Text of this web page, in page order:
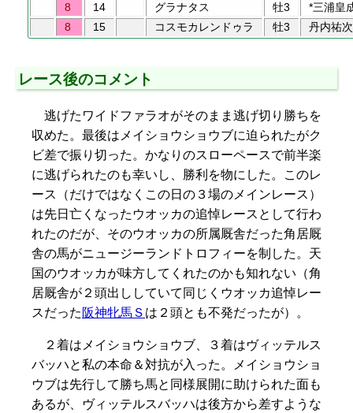
8
14 グラナタス 牡3
*三浦皇
8
15 コスモカレンドゥラ 牡3 丹内祐次
レース後のコメント
逃げたワイドファラオがそのまま逃げ切り勝ちを
収めた。最後はメイショウショウブに迫られたがク
ビ差で振り切った。かなりのスローペースで前半楽
に逃げられたのも幸いし、勝利を物にした。このレ
ース（だけではなくこの日の３場のメインレース）
は先日亡くなったウオッカの追悼レースとして行わ
れたのだが、そのウオッカの所属厩舎だった角居厩
舎の馬がニュージーランドトロフィーを制した。天
国のウオッカが味方してくれたのかも知れない（角
居厩舎が２頭出ししていて同じくウオッカ追悼レー
スだった阪神牝馬Ｓは２頭とも不発だったが）。
２着はメイショウショウブ、３着はヴィッテルス
バッハと私の本命＆対抗が入った。メイショウショ
ウブは先行して勝ち馬と同様展開に助けられた面も
あるが、ヴィッテルスバッハは後方から差すような